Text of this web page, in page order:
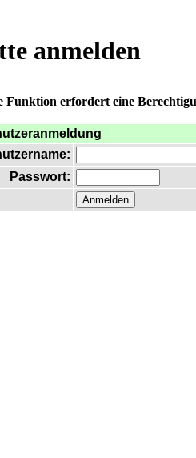
anmelden
Funktion erfordert eine
Passwort: